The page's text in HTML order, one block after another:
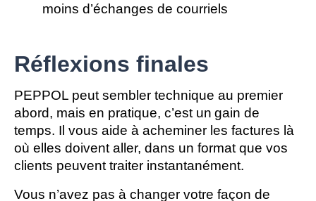
Réflexions finales
PEPPOL peut sembler technique au premier
abord, mais en pratique, c’est un gain de
temps. Il vous aide à acheminer les factures là
où elles doivent aller, dans un format que vos
clients peuvent traiter instantanément.
Vous n’avez pas à changer votre façon de